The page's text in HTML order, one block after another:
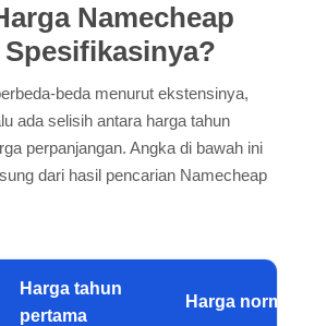
Namecheap
beda menurut ekstensinya,
ada selisih antara harga tahun
perpanjangan. Angka di bawah ini
dari hasil pencarian Namecheap
Harga tahun
pertama
Harga normal